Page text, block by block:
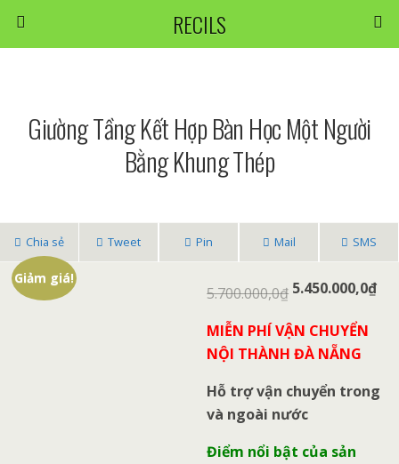
RECILS
Giường Tầng Kết Hợp Bàn Học Một Người
Bằng Khung Thép
Chia sẻ Tweet Pin Mail SMS
Giảm giá!
5.700.000,0₫ 5.450.000,0₫
MIỄN PHÍ VẬN CHUYỂN
NỘI THÀNH ĐÀ NẴNG
Hỗ trợ vận chuyển trong
và ngoài nước
Điểm nổi bật của sản